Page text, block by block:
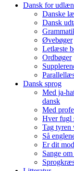
Dansk for
Danske
Dansk
Øvebøger
Letlæste
Ordbøger
Dansk sprog
Med ja-
dansk
Med
Hver fugl
Tag tyren
Så
Er dit
Sange